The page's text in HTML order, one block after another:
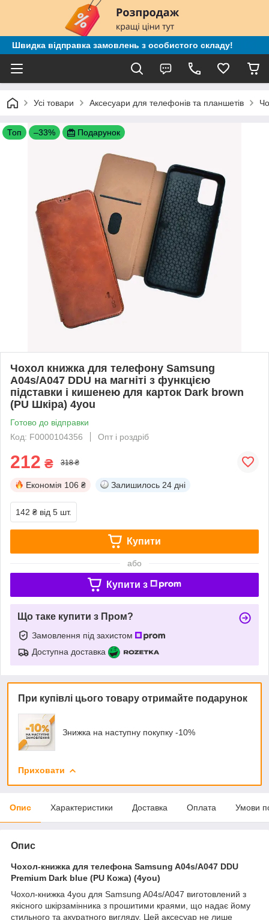
Швидка відправка замовлень з особистого складу!
Усі товари Аксесуари для телефонів та планшетів
Топ –33% Подарунок
Чохол книжка для телефону Samsung
A04s/A047 DDU на магніті з функцією
підставки і кишенею для карток Dark brown
(PU Шкіра) 4you
Готово до відправки
Код: F0000104356
Опт і роздріб
212 ₴ 318 ₴
Економія 106 ₴ Залишилось 24 дні
142 ₴ від 5 шт.
Купити
або
Купити з
Що таке купити з Пром?
Замовлення під захистом
Доступна доставка
При купівлі цього товару отримайте подарунок
Знижка на наступну покупку -10%
Приховати
Опис Характеристики Доставка Оплата Умови
Опис
Чохол-книжка для телефона Samsung A04s/A047 DDU
Premium Dark blue (PU Кожа) (4you)
Чохол-книжка 4you для Samsung A04s/A047 виготовлений з
якісного шкірзамінника з прошитими краями, що надає йому
стильного та акуратного вигляду. Цей аксесуар не лише